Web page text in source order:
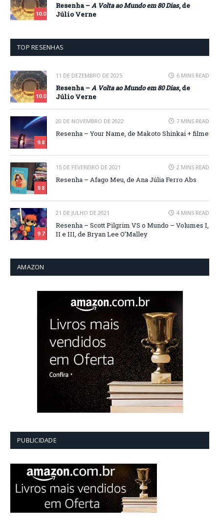
10.0
Resenha –A Volta ao Mundo em 80 Dias, de
Júlio Verne
TOP RESENHAS
10.0
11 DE DEZEMBRO DE 2025 6 MINS READ
Resenha –A Volta ao Mundo em 80 Dias, de
Júlio Verne
9.8
20 DE NOVEMBRO DE 2022 7 MINS READ
Resenha – Your Name, de Makoto Shinkai + filme
9.8
15 DE FEVEREIRO DE 2021 2 MINS READ
Resenha – Afago Meu, de Ana Júlia Ferro Abs
9.7
21 DE JULHO DE 2021 4 MINS READ
Resenha – Scott Pilgrim VS o Mundo – Volumes I,
II e III, de Bryan Lee O’Malley
AMAZON
PUBLICIDADE